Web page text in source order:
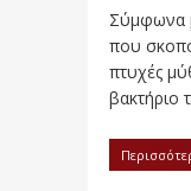
Σύμφωνα
που σκοπό
πτυχές
βακτήριο